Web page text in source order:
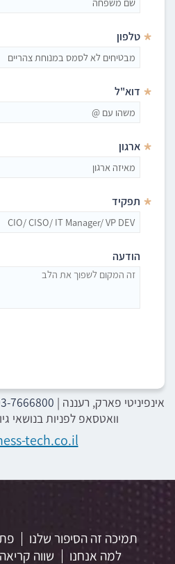
טלפון *
דוא"ל *
ארגון *
תפקיד *
הודעה
אינפיניטי פארק, רעננה |
7666800
וואטסאפ לפניות בנושאי
tech.co.il
תמיכה זה הסיפור שלנו
למה אנחנו
שווה קריאה